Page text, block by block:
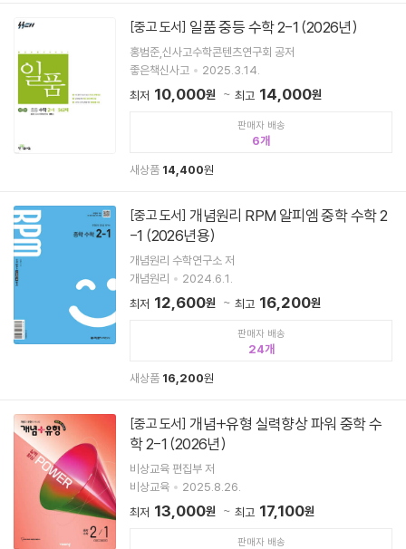
[중고 도서] 일품 중등 수학 2-1 (2026년)
홍범준,신사고수학콘텐츠연구회 공저
좋은책신사고
2025.3.14.
최저 10,000원 최고 14,000원
판매자 배송
6
새상품 14,400원
[중고 도서]
-1 (2026년용)
개념원리 수학연구소 저
개념원리
2024.6.1.
최저 12,600원 최고 16,200원
판매자 배송
24
새상품 16,200원
[중고 도서]
학 2-1 (2026년)
비상교육 편집부 저
비상교육
2025.8.26.
최저 13,000원 최고 17,100원
판매자 배송